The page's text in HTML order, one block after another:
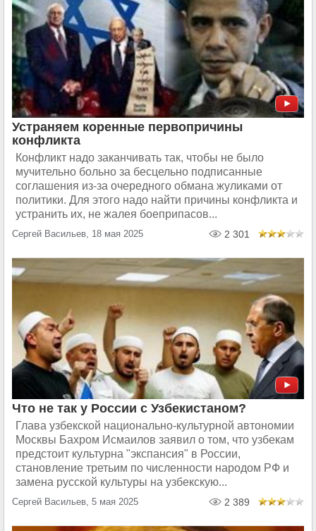
Устраняем коренные первопричины
конфликта
Конфликт надо заканчивать так, чтобы не было
мучительно больно за бесцельно подписанные
соглашения из-за очередного обмана жуликами от
политики. Для этого надо найти причины конфликта и
устранить их, не жалея боеприпасов...
Сергей Васильев, 18 мая 2025 2 301
Что не так у России с Узбекистаном?
Глава узбекской национально-культурной автономии
Москвы Бахром Исмаилов заявил о том, что узбекам
предстоит культурна "экспансия" в России,
становление третьим по численности народом РФ и
замена русской культуры на узбекскую...
Сергей Васильев, 5 мая 2025 2 389